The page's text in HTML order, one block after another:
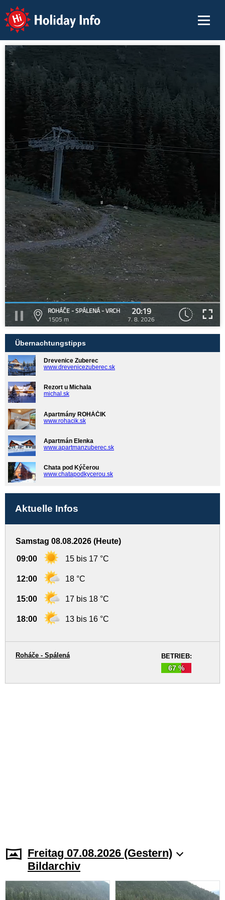
Holiday Info
ROHÁČE - SPÁLENÁ - VRCH
1505 m
20:19
7. 8. 2026
Übernachtungstipps
Drevenice Zuberec
www.drevenicezuberec.sk
Rezort u Michala
michal.sk
Apartmány ROHÁČIK
www.rohacik.sk
Apartmán Elenka
www.apartmanzuberec.sk
Chata pod Kýčerou
www.chatapodkycerou.sk
Aktuelle Infos
Samstag 08.08.2026 (Heute)
09:00 15 bis 17 °C
12:00 18 °C
15:00 17 bis 18 °C
18:00 13 bis 16 °C
BETRIEB:
67 %
Roháče - Spálená
Freitag 07.08.2026 (Gestern)
Bildarchiv